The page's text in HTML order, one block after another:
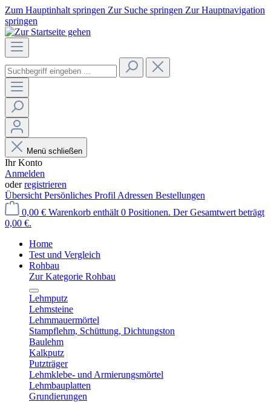
Zum Hauptinhalt springen Zur Suche springen Zur Hauptnavigation
springen
Menü schließen
Ihr Konto
Anmelden
oderregistrieren
Übersicht Persönliches Profil Adressen Bestellungen
0,00 € Warenkorb enthält 0 Positionen. Der Gesamtwert beträgt
0,00 €.
Home
Test und Vergleich
Rohbau
Zur Kategorie Rohbau
Lehmputz
Lehmsteine
Lehmmauermörtel
Stampflehm, Schüttung, Dichtungston
Baulehm
Kalkputz
Putzträger
Lehmklebe- und Armierungsmörtel
Lehmbauplatten
Grundierungen